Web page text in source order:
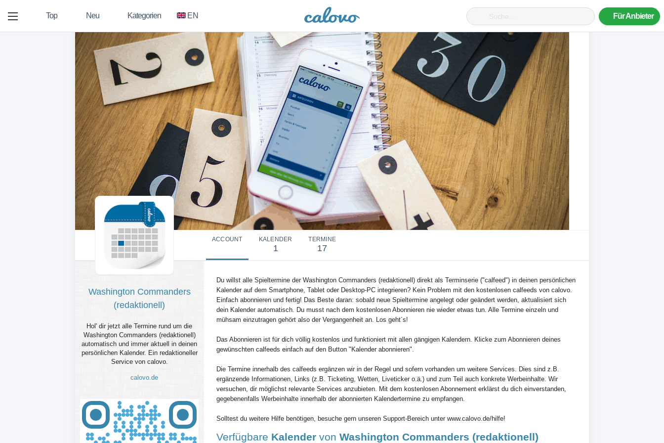
Top Neu Kategorien EN Für Anbieter
ACCOUNT KALENDER
1
TERMINE
17
Washington Commanders
(redaktionell)
Hol' dir jetzt alle Termine rund um die
Washington Commanders (redaktionell)
automatisch und immer aktuell in deinen
persönlichen Kalender. Ein redaktioneller
Service von calovo.
calovo.de
Du willst alle Spieltermine der Washington Commanders (redaktionell) direkt als Terminserie ("calfeed") in deinen persönlichen
Kalender auf dem Smartphone, Tablet oder Desktop-PC integrieren? Kein Problem mit den kostenlosen calfeeds von calovo.
Einfach abonnieren und fertig! Das Beste daran: sobald neue Spieltermine angelegt oder geändert werden, aktualisiert sich
dein Kalender automatisch. Du musst nach dem kostenlosen Abonnieren nie wieder etwas tun. Alle Termine einzeln und
mühsam einzutragen gehört also der Vergangenheit an. Los geht´s!
Das Abonnieren ist für dich völlig kostenlos und funktioniert mit allen gängigen Kalendern. Klicke zum Abonnieren deines
gewünschten calfeeds einfach auf den Button "Kalender abonnieren".
Die Termine innerhalb des calfeeds ergänzen wir in der Regel und sofern vorhanden um weitere Services. Dies sind z.B.
ergänzende Informationen, Links (z.B. Ticketing, Wetten, Liveticker o.ä.) und zum Teil auch konkrete Werbeinhalte. Wir
versuchen, dir möglichst relevante Services anzubieten. Mit dem kostenlosen Abonnement erklärst du dich einverstanden,
gegebenenfalls Werbeinhalte innerhalb der abonnierten Kalendertermine zu empfangen.
Solltest du weitere Hilfe benötigen, besuche gern unseren Support-Bereich unter www.calovo.de/hilfe!
Verfügbare Kalender von Washington Commanders (redaktionell)